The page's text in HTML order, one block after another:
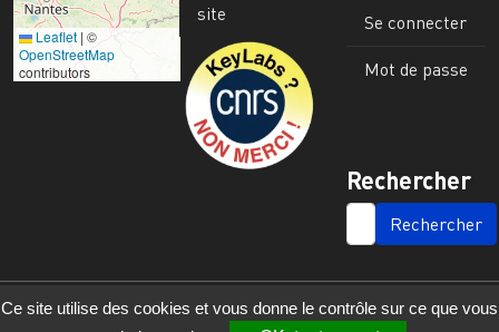
Leaflet | ©
OpenStreetMap
contributors
site
Image
Se connecter
Mot de passe
Rechercher
SEARCH
Ce site utilise des cookies et vous donne le contrôle sur ce que vous